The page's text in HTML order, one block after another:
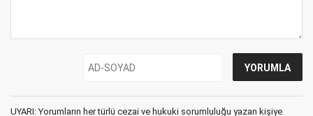
UYARI: Yorumların her türlü cezai ve hukuki sorumluluğu yazan kişiye